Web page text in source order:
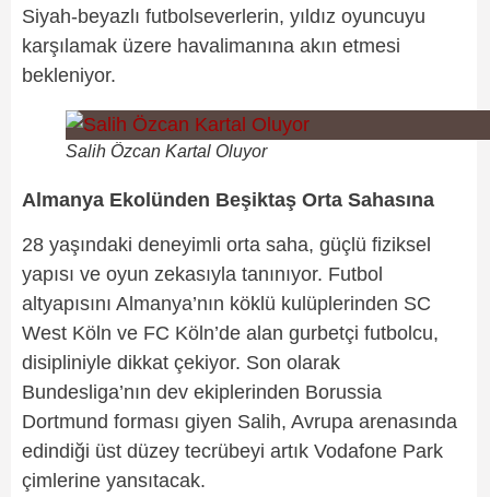
Siyah-beyazlı futbolseverlerin, yıldız oyuncuyu
karşılamak üzere havalimanına akın etmesi
bekleniyor.
Salih Özcan Kartal Oluyor
Almanya Ekolünden Beşiktaş Orta Sahasına
28 yaşındaki deneyimli orta saha, güçlü fiziksel
yapısı ve oyun zekasıyla tanınıyor. Futbol
altyapısını Almanya’nın köklü kulüplerinden SC
West Köln ve FC Köln’de alan gurbetçi futbolcu,
disipliniyle dikkat çekiyor. Son olarak
Bundesliga’nın dev ekiplerinden Borussia
Dortmund forması giyen Salih, Avrupa arenasında
edindiği üst düzey tecrübeyi artık Vodafone Park
çimlerine yansıtacak.